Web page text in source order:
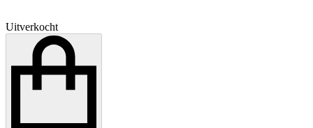
Uitverkocht